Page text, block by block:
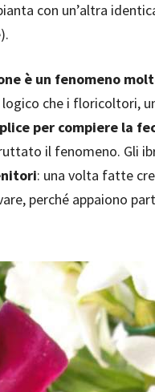
con un’altra
è un fenomeno
che i floricoltori,
per compiere la
il fenomeno. Gli
: una volta fatte
perché appaiono